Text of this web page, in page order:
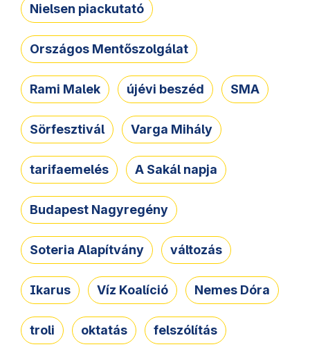
Nielsen piackutató
Országos Mentőszolgálat
Rami Malek újévi beszéd SMA
Sörfesztivál Varga Mihály
tarifaemelés A Sakál napja
Budapest Nagyregény
Soteria Alapítvány változás
Ikarus Víz Koalíció Nemes Dóra
troli oktatás felszólítás